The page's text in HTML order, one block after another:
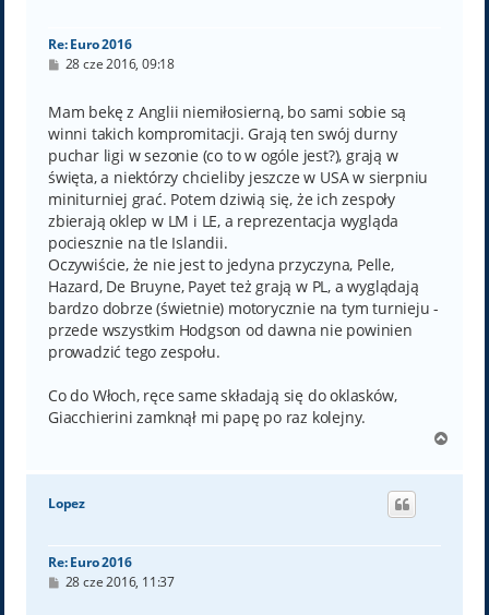
Re: Euro 2016
P
t
28 cze 2016, 09:18
Mam bekę z Anglii niemiłosierną, bo sami sobie są
winni takich kompromitacji. Grają ten swój durny
puchar ligi w sezonie (co to w ogóle jest?), grają w
święta, a niektórzy chcieliby jeszcze w USA w sierpniu
miniturniej grać. Potem dziwią się, że ich zespoły
zbierają oklep w LM i LE, a reprezentacja wygląda
pociesznie na tle Islandii.
Oczywiście, że nie jest to jedyna przyczyna, Pelle,
Hazard, De Bruyne, Payet też grają w PL, a wyglądają
bardzo dobrze (świetnie) motorycznie na tym turnieju -
przede wszystkim Hodgson od dawna nie powinien
prowadzić tego zespołu.
Co do Włoch, ręce same składają się do oklasków,
Giacchierini zamknął mi papę po raz kolejny.
g
Lopez
Re: Euro 2016
P28 cze 2016, 11:37